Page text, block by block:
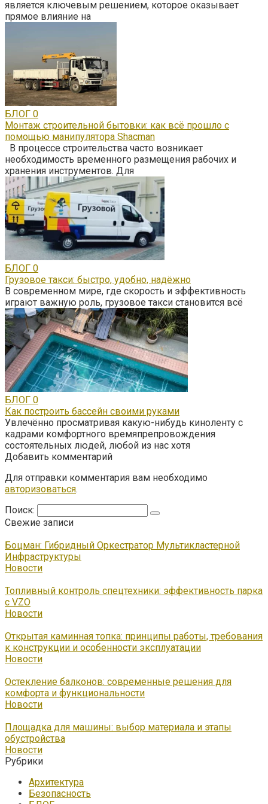
является ключевым решением, которое оказывает
прямое влияние на
БЛОГ 0
Монтаж строительной бытовки: как всё прошло с
помощью манипулятора Shacman
В процессе строительства часто возникает
необходимость временного размещения рабочих и
хранения инструментов. Для
БЛОГ 0
Грузовое такси: быстро, удобно, надёжно
В современном мире, где скорость и эффективность
играют важную роль, грузовое такси становится всё
БЛОГ 0
Как построить бассейн своими руками
Увлечённо просматривая какую-нибудь киноленту с
кадрами комфортного времяпрепровождения
состоятельных людей, любой из нас хотя
Добавить комментарий
Для отправки комментария вам необходимо
авторизоваться.
Поиск:
Свежие записи
Боцман: Гибридный Оркестратор Мультикластерной
Инфраструктуры
Новости
Топливный контроль спецтехники: эффективность парка
с VZO
Новости
Открытая каминная топка: принципы работы, требования
к конструкции и особенности эксплуатации
Новости
Остекление балконов: современные решения для
комфорта и функциональности
Новости
Площадка для машины: выбор материала и этапы
обустройства
Новости
Рубрики
Архитектура
Безопасность